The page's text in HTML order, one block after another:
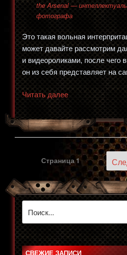
the Arsenal —
фотографа
Это такая вольная
может давайте рассмотрим
и видеороликами, после чего
он из себя представляет на
Читать далее«The
Arsenal
—
помощник
фотографу»
Пагинация
записей
Страница 1
СВЕЖИЕ ЗАПИСИ